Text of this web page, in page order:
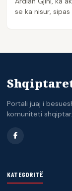
se ka nisur, sipas
Portali juaj i
komuniteti shqiptar.
KATEGORITË